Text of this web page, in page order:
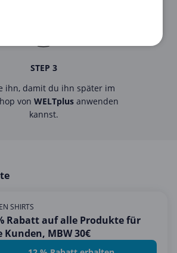
STEP 3
ihn, damit du ihn später im
von WELTplus anwenden
kannst.
SHIRTS
Rabatt auf alle Produkte für
Kunden, MBW 30€